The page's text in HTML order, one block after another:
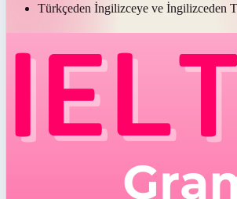
Türkçeden İngilizceye ve İngilizceden